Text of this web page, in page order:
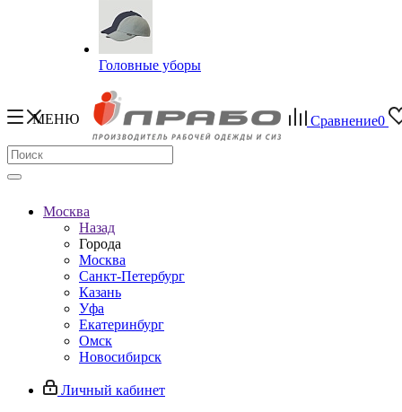
Головные уборы
МЕНЮ Сравнение0
Москва
Назад
Города
Москва
Санкт-Петербург
Казань
Уфа
Екатеринбург
Омск
Новосибирск
Личный кабинет